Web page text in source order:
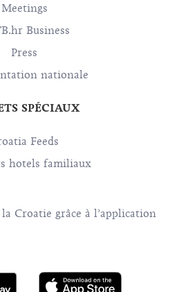
Meetings
Business
Press
nationale
SPÉCIAUX
Feeds
hotels familiaux
Croatie grâce à l’application